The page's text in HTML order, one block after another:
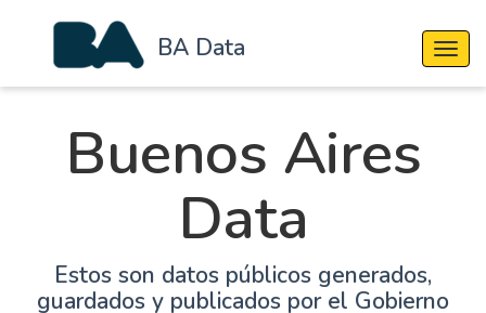
BA Data
Buenos Aires
Data
Estos son datos públicos generados,
guardados y publicados por el Gobierno